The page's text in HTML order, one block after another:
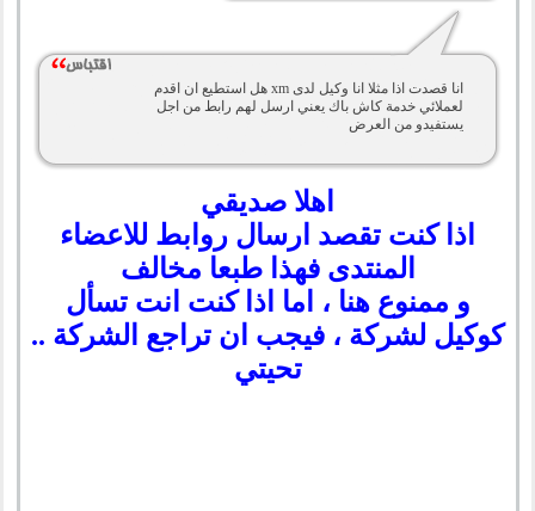
انا قصدت اذا مثلا انا وكيل لدى xm هل استطيع ان اقدم
لعملائي خدمة كاش باك يعني ارسل لهم رابط من اجل
يستفيدو من العرض
اهلا صديقي
اذا كنت تقصد ارسال روابط للاعضاء
المنتدى فهذا طبعا مخالف
و ممنوع هنا ، اما اذا كنت انت تسأل
كوكيل لشركة ، فيجب ان تراجع الشركة ..
تحيتي